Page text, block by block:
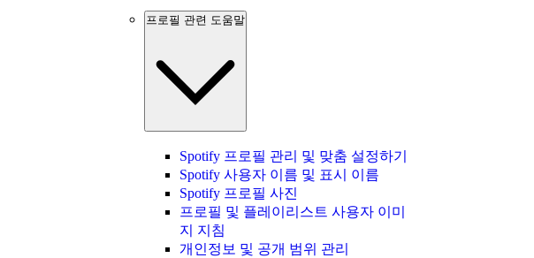
프로필 관련 도움말
Spotify 프로필 관리 및 맞춤 설정하기
Spotify 사용자 이름 및 표시 이름
Spotify 프로필 사진
프로필 및 플레이리스트 사용자 이미
지 지침
개인정보 및 공개 범위 관리